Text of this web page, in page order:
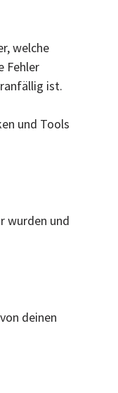
welche
Fehler
ist.
und Tools
wurden und
deinen